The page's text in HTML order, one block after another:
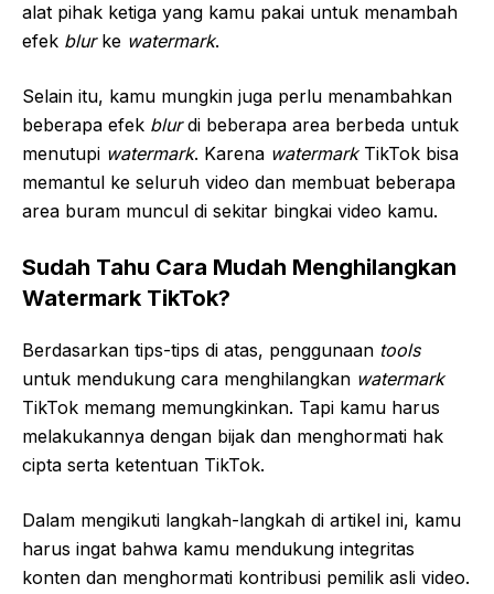
alat pihak ketiga yang kamu pakai untuk menambah
efek blur ke watermark.
Selain itu, kamu mungkin juga perlu menambahkan
beberapa efek blurdi beberapa area berbeda untuk
menutupi watermark. Karena watermark TikTok bisa
memantul ke seluruh video dan membuat beberapa
area buram muncul di sekitar bingkai video kamu.
Sudah Tahu Cara Mudah Menghilangkan
Watermark TikTok?
Berdasarkan tips-tips di atas, penggunaan tools
untuk mendukung cara menghilangkan watermark
TikTok memang memungkinkan. Tapi kamu harus
melakukannya dengan bijak dan menghormati hak
cipta serta ketentuan TikTok.
Dalam mengikuti langkah-langkah di artikel ini, kamu
harus ingat bahwa kamu mendukung integritas
konten dan menghormati kontribusi pemilik asli video.